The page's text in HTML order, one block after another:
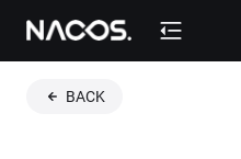
BACK